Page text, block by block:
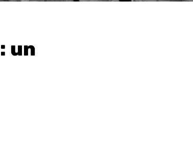
un